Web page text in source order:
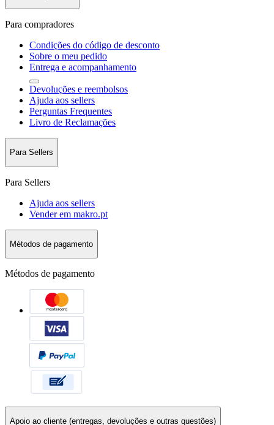
Para compradores
Condições do código de desconto
Sobre o meu pedido
Entrega e acompanhamento
Devoluções e reembolsos
Ajuda aos sellers
Perguntas Frequentes
Livro de Reclamações
Para Sellers
Para Sellers
Ajuda aos sellers
Vender em makro.pt
Métodos de pagamento
Métodos de pagamento
Apoio ao cliente (entregas, devoluções e outras questões)